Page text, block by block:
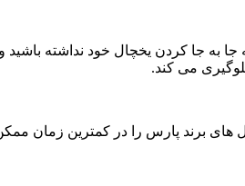
جا به جا کردن یخچال خود نداشته
می کند.
های برند پارس را در کمترین زمان